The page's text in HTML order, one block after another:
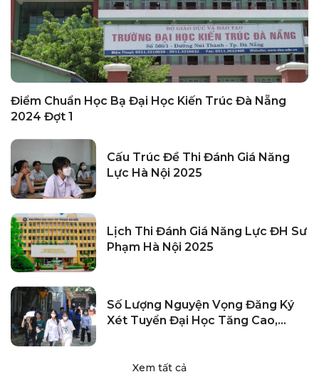
Điểm Chuẩn Học Bạ Đại Học Kiến Trúc Đà Nẵng
2024 Đợt 1
Cấu Trúc Đề Thi Đánh Giá Năng
Lực Hà Nội 2025
Lịch Thi Đánh Giá Năng Lực ĐH Sư
Phạm Hà Nội 2025
Số Lượng Nguyện Vọng Đăng Ký
Xét Tuyển Đại Học Tăng Cao,
Xem tất cả